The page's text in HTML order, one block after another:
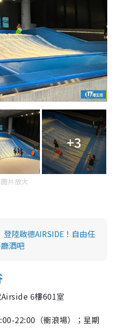
+3
片放大
陸啟德AIRSIDE！自由任
酒吧
6樓601室
22:00（衝浪場）；星期